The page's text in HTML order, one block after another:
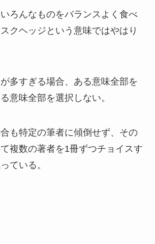
ろんなものをバランスよく食べ
クヘッジという意味ではやはり
多すぎる場合、ある意味全部を
意味全部を選択しない。
も特定の筆者に傾倒せず、その
複数の著者を1冊ずつチョイスす
ている。